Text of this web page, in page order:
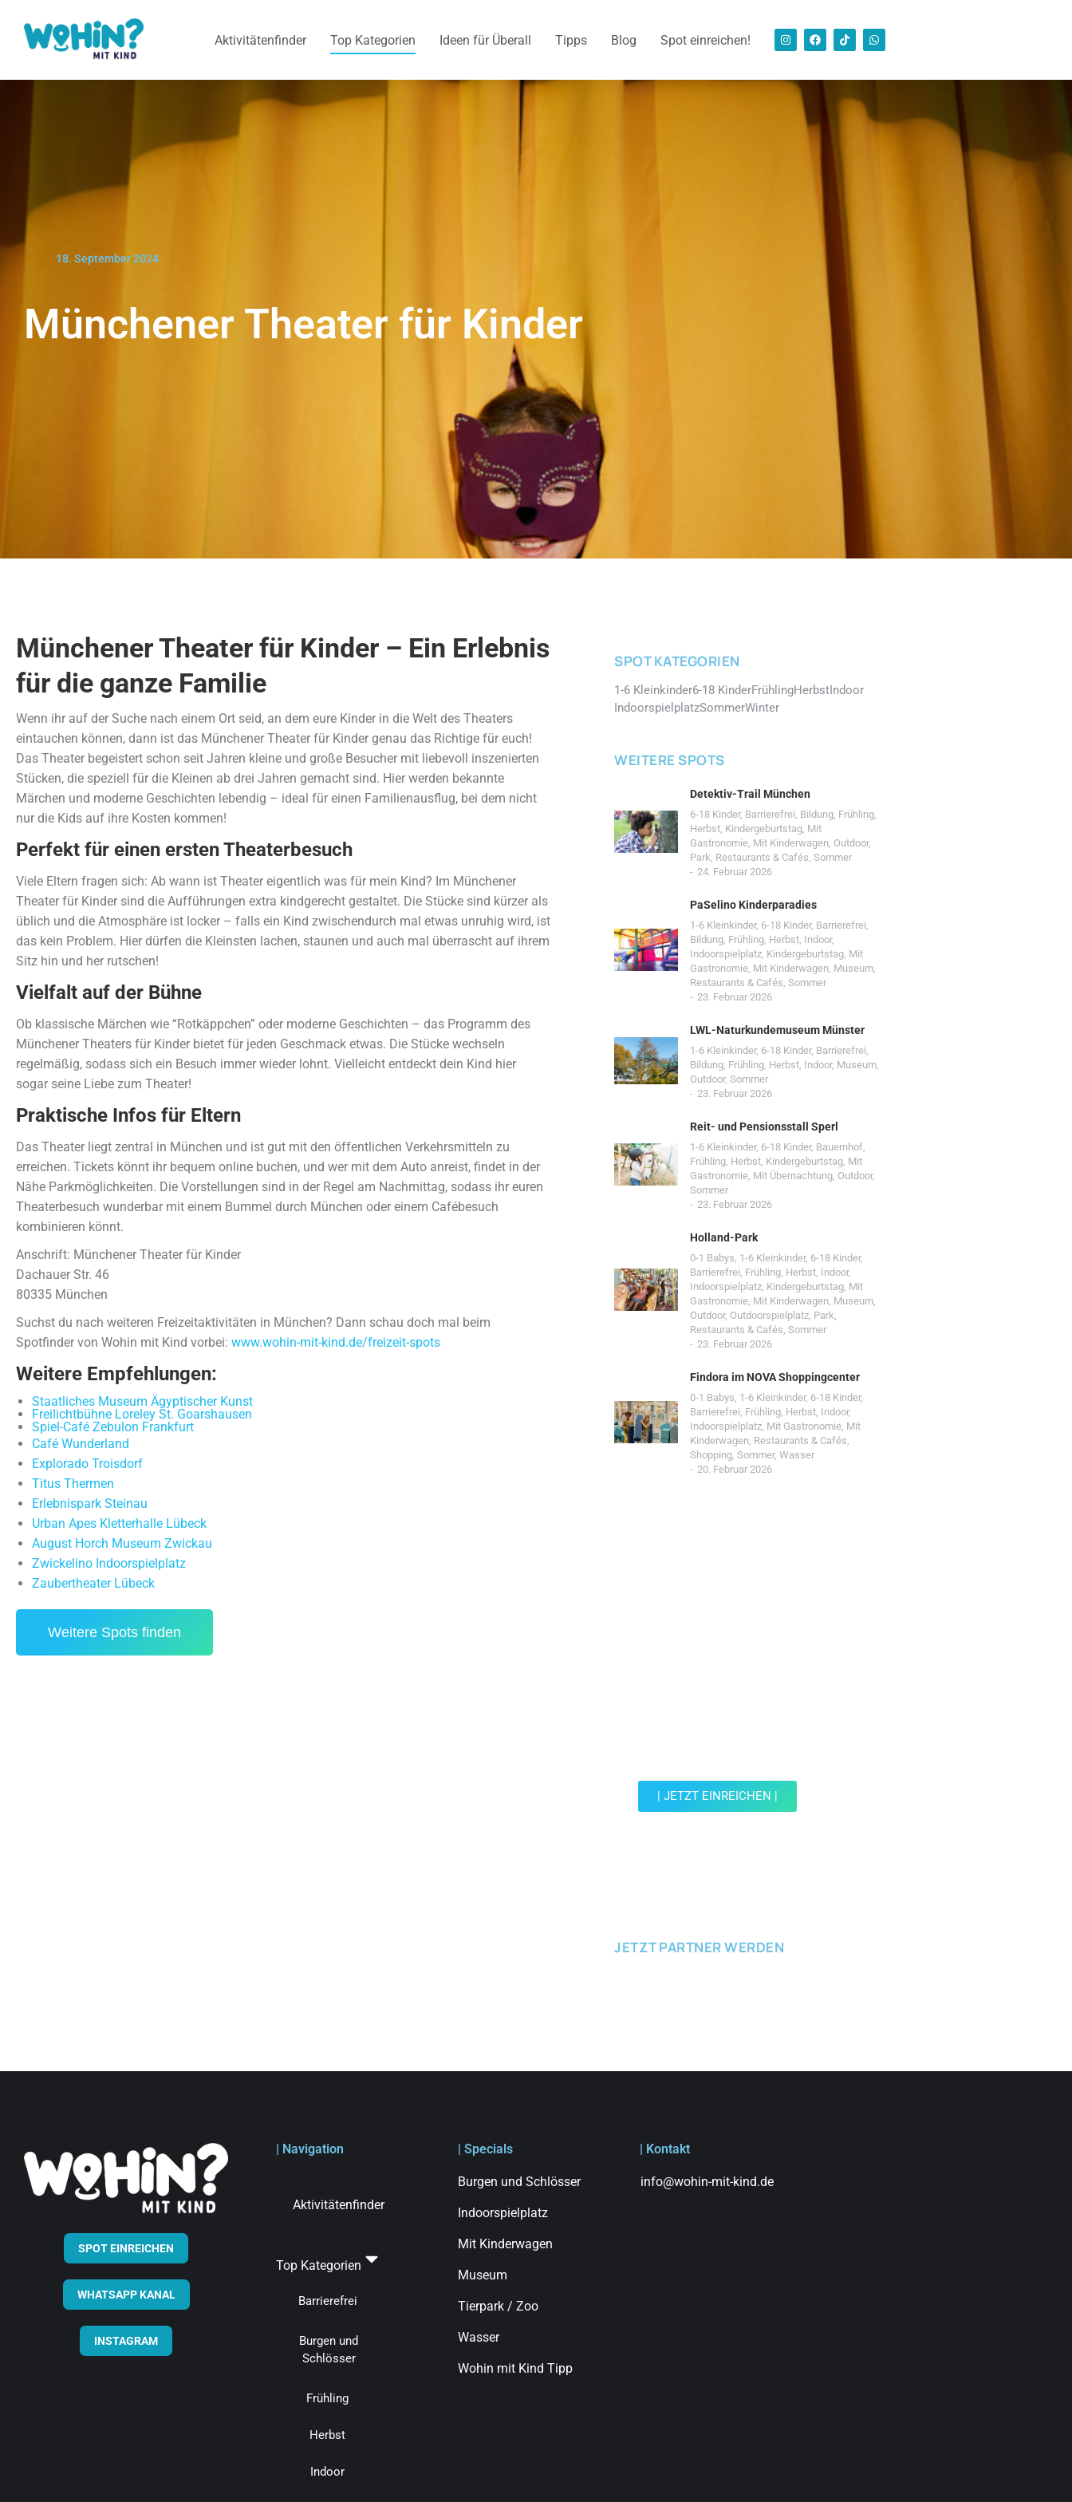
Aktivitätenfinder Top Kategorien Ideen für Überall Tipps Blog Spot einreichen!
18. September 2024
Münchener Theater für Kinder
Münchener Theater für Kinder – Ein Erlebnis
für die ganze Familie
Wenn ihr auf der Suche nach einem Ort seid, an dem eure Kinder in die Welt des Theaters
eintauchen können, dann ist das Münchener Theater für Kinder genau das Richtige für euch!
Das Theater begeistert schon seit Jahren kleine und große Besucher mit liebevoll inszenierten
Stücken, die speziell für die Kleinen ab drei Jahren gemacht sind. Hier werden bekannte
Märchen und moderne Geschichten lebendig – ideal für einen Familienausflug, bei dem nicht
nur die Kids auf ihre Kosten kommen!
Perfekt für einen ersten Theaterbesuch
Viele Eltern fragen sich: Ab wann ist Theater eigentlich was für mein Kind? Im Münchener
Theater für Kinder sind die Aufführungen extra kindgerecht gestaltet. Die Stücke sind kürzer als
üblich und die Atmosphäre ist locker – falls ein Kind zwischendurch mal etwas unruhig wird, ist
das kein Problem. Hier dürfen die Kleinsten lachen, staunen und auch mal überrascht auf ihrem
Sitz hin und her rutschen!
Vielfalt auf der Bühne
Ob klassische Märchen wie “Rotkäppchen” oder moderne Geschichten – das Programm des
Münchener Theaters für Kinder bietet für jeden Geschmack etwas. Die Stücke wechseln
regelmäßig, sodass sich ein Besuch immer wieder lohnt. Vielleicht entdeckt dein Kind hier
sogar seine Liebe zum Theater!
Praktische Infos für Eltern
Das Theater liegt zentral in München und ist gut mit den öffentlichen Verkehrsmitteln zu
erreichen. Tickets könnt ihr bequem online buchen, und wer mit dem Auto anreist, findet in der
Nähe Parkmöglichkeiten. Die Vorstellungen sind in der Regel am Nachmittag, sodass ihr euren
Theaterbesuch wunderbar mit einem Bummel durch München oder einem Cafébesuch
kombinieren könnt.
Anschrift: Münchener Theater für Kinder
Dachauer Str. 46
80335 München
Suchst du nach weiteren Freizeitaktivitäten in München? Dann schau doch mal beim
Spotfinder von Wohin mit Kind vorbei: www.wohin-mit-kind.de/freizeit-spots
Weitere Empfehlungen:
Staatliches Museum Ägyptischer Kunst
Freilichtbühne Loreley St. Goarshausen
Spiel-Café Zebulon Frankfurt
Café Wunderland
Explorado Troisdorf
Titus Thermen
Erlebnispark Steinau
Urban Apes Kletterhalle Lübeck
August Horch Museum Zwickau
Zwickelino Indoorspielplatz
Zaubertheater Lübeck
Weitere Spots finden
SPOT KATEGORIEN
1-6 Kleinkinder6-18 KinderFrühlingHerbstIndoor
IndoorspielplatzSommerWinter
WEITERE SPOTS
Detektiv-Trail München
6-18 Kinder, Barrierefrei, Bildung, Frühling,
Herbst, Kindergeburtstag, Mit
Gastronomie, Mit Kinderwagen, Outdoor,
Park, Restaurants & Cafés, Sommer
24. Februar 2026
PaSelino Kinderparadies
1-6 Kleinkinder, 6-18 Kinder, Barrierefrei,
Bildung, Frühling, Herbst, Indoor,
Indoorspielplatz, Kindergeburtstag, Mit
Gastronomie, Mit Kinderwagen, Museum,
Restaurants & Cafés, Sommer
23. Februar 2026
LWL-Naturkundemuseum Münster
1-6 Kleinkinder, 6-18 Kinder, Barrierefrei,
Bildung, Frühling, Herbst, Indoor, Museum,
Outdoor, Sommer
23. Februar 2026
Reit- und Pensionsstall Sperl
1-6 Kleinkinder, 6-18 Kinder, Bauernhof,
Frühling, Herbst, Kindergeburtstag, Mit
Gastronomie, Mit Übernachtung, Outdoor,
Sommer
23. Februar 2026
Holland-Park
0-1 Babys, 1-6 Kleinkinder, 6-18 Kinder,
Barrierefrei, Frühling, Herbst, Indoor,
Indoorspielplatz, Kindergeburtstag, Mit
Gastronomie, Mit Kinderwagen, Museum,
Outdoor, Outdoorspielplatz, Park,
Restaurants & Cafés, Sommer
23. Februar 2026
Findora im NOVA Shoppingcenter
0-1 Babys, 1-6 Kleinkinder, 6-18 Kinder,
Barrierefrei, Frühling, Herbst, Indoor,
Indoorspielplatz, Mit Gastronomie, Mit
Kinderwagen, Restaurants & Cafés,
Shopping, Sommer, Wasser
20. Februar 2026
| JETZT EINREICHEN |
JETZT PARTNER WERDEN
SPOT EINREICHEN
WHATSAPP KANAL
INSTAGRAM
| Navigation
Aktivitätenfinder
Top Kategorien
Barrierefrei
Burgen und
Schlösser
Frühling
Herbst
Indoor
| Specials
Burgen und Schlösser
Indoorspielplatz
Mit Kinderwagen
Museum
Tierpark / Zoo
Wasser
Wohin mit Kind Tipp
| Kontakt
info@wohin-mit-kind.de